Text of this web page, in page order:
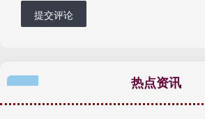
提交评论
热点资讯